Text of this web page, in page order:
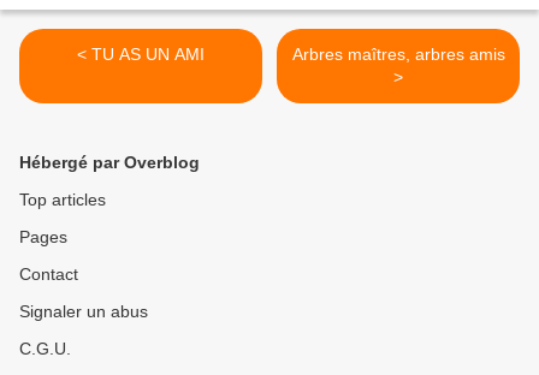
< TU AS UN AMI
Arbres maîtres, arbres amis
>
Hébergé par Overblog
Top articles
Pages
Contact
Signaler un abus
C.G.U.